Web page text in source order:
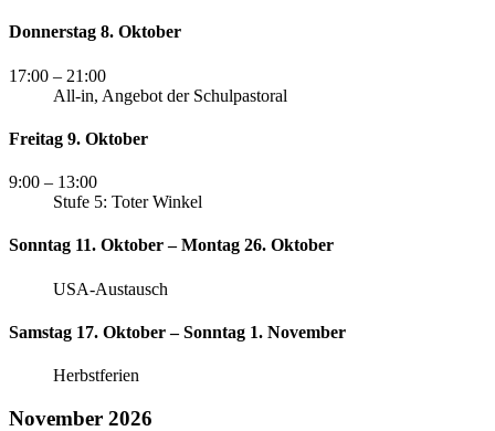
Donnerstag 8. Oktober
17:00 – 21:00
All-in, Angebot der Schulpastoral
Freitag 9. Oktober
9:00 – 13:00
Stufe 5: Toter Winkel
Sonntag 11. Oktober – Montag 26. Oktober
USA-Austausch
Samstag 17. Oktober – Sonntag 1. November
Herbstferien
November 2026